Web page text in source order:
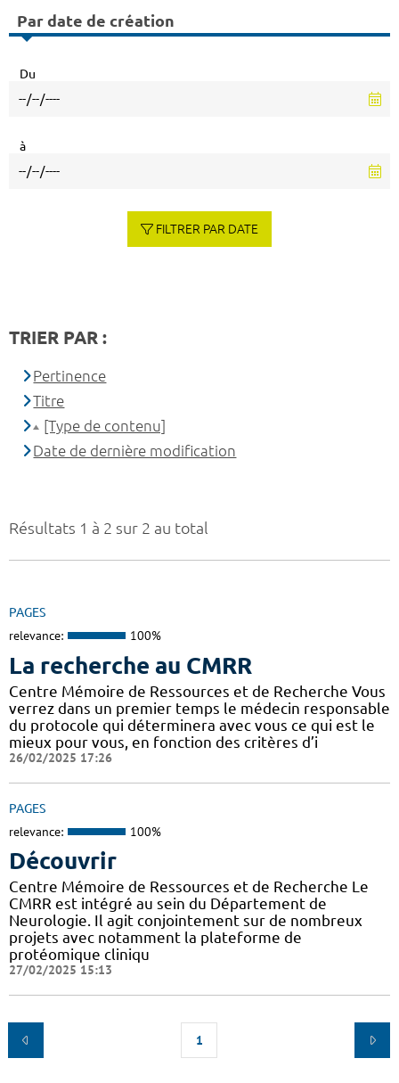
Résultats 1 à 2 sur 2 au total
PAGES
relevance: 100%
La recherche au CMRR
Centre Mémoire de Ressources et de Recherche Vous
verrez dans un premier temps le médecin responsable
du protocole qui déterminera avec vous ce qui est le
mieux pour vous, en fonction des critères d’i
26/02/2025 17:26
PAGES
relevance: 100%
Découvrir
Centre Mémoire de Ressources et de Recherche Le
CMRR est intégré au sein du Département de
Neurologie. Il agit conjointement sur de nombreux
projets avec notamment la plateforme de
protéomique cliniqu
27/02/2025 15:13
1
Par date de création
Du
à
FILTRER PAR DATE
TRIER PAR :
Pertinence
Titre
[Type de contenu]
Date de dernière modification